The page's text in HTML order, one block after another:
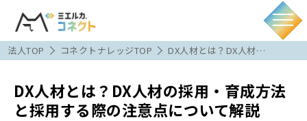
法人TOP コネクトナレッジTOP DX人材とは？DX人材…
DX人材とは？DX人材の採用・育成方法
と採用する際の注意点について解説